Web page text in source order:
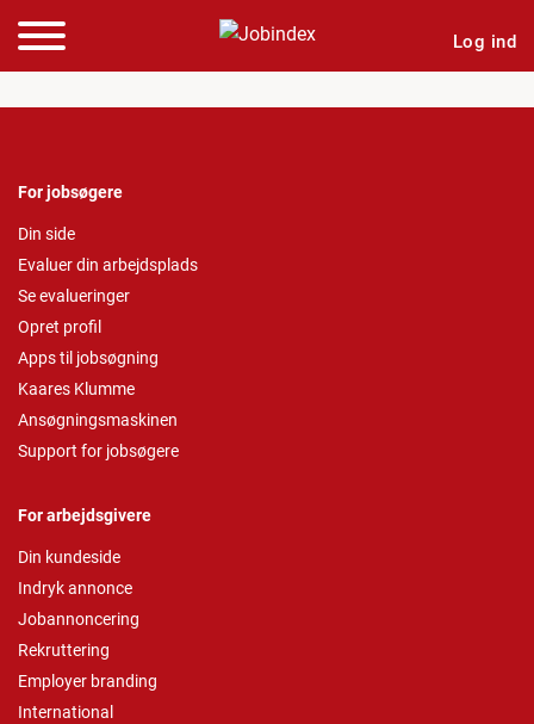
Log ind
For jobsøgere
Din side
Evaluer din arbejdsplads
Se evalueringer
Opret profil
Apps til jobsøgning
Kaares Klumme
Ansøgningsmaskinen
Support for jobsøgere
For arbejdsgivere
Din kundeside
Indryk annonce
Jobannoncering
Rekruttering
Employer branding
International